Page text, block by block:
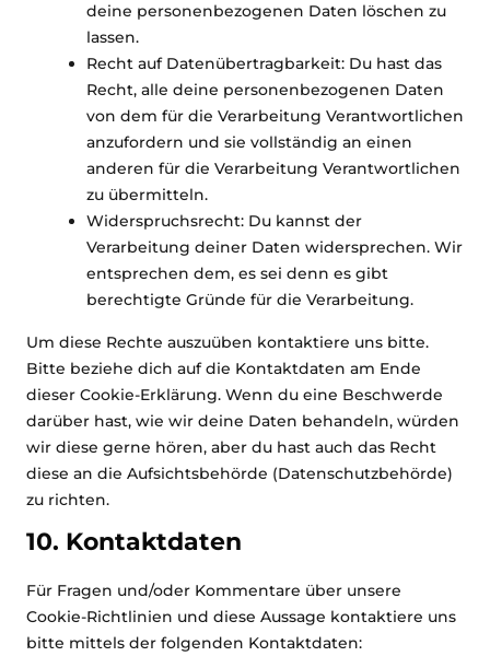
deine personenbezogenen Daten löschen zu
lassen.
Recht auf Datenübertragbarkeit: Du hast das
Recht, alle deine personenbezogenen Daten
von dem für die Verarbeitung Verantwortlichen
anzufordern und sie vollständig an einen
anderen für die Verarbeitung Verantwortlichen
zu übermitteln.
Widerspruchsrecht: Du kannst der
Verarbeitung deiner Daten widersprechen. Wir
entsprechen dem, es sei denn es gibt
berechtigte Gründe für die Verarbeitung.
Um diese Rechte auszuüben kontaktiere uns bitte.
Bitte beziehe dich auf die Kontaktdaten am Ende
dieser Cookie-Erklärung. Wenn du eine Beschwerde
darüber hast, wie wir deine Daten behandeln, würden
wir diese gerne hören, aber du hast auch das Recht
diese an die Aufsichtsbehörde (Datenschutzbehörde)
zu richten.
10. Kontaktdaten
Für Fragen und/oder Kommentare über unsere
Cookie-Richtlinien und diese Aussage kontaktiere uns
bitte mittels der folgenden Kontaktdaten: